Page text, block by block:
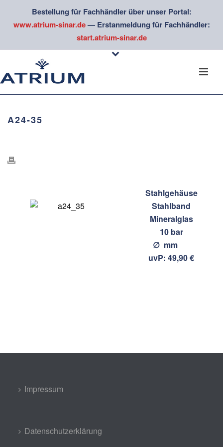
Bestellung für Fachhändler über unser Portal:
www.atrium-sinar.de— Erstanmeldung für Fachhändler:
start.atrium-sinar.de
A24-35
Stahlgehäuse
Stahlband
Mineralglas
10 bar
∅ mm
uvP: 49,90 €
Impressum
Datenschutzerklärung